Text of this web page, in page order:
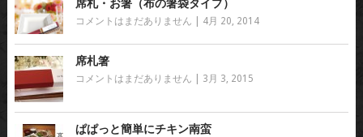
席札・お箸（布の箸袋タイプ）
コメントはまだありません 4月 20, 2014
席札箸
コメントはまだありません 3月 3, 2015
ぱぱっと簡単にチキン南蛮